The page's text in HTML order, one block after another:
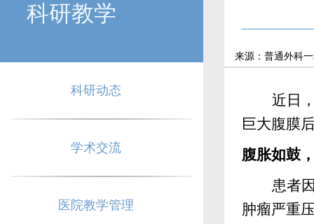
科研教学
科研动态
学术交流
医院教学管理
来源：普通外科
近日
巨大腹膜
腹胀如鼓
患者
肿瘤严重